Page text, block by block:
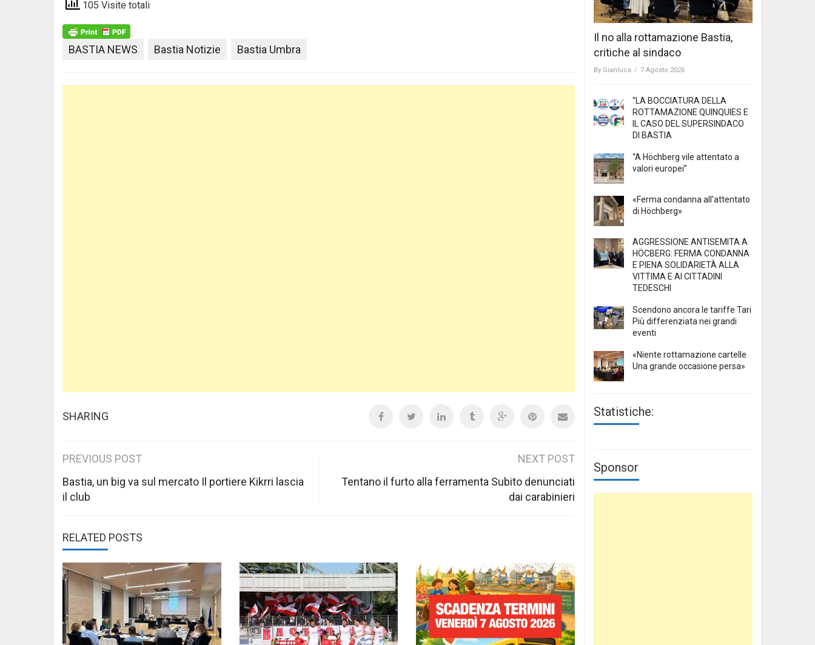
105 Visite totali
BASTIA NEWS Bastia Notizie Bastia Umbra
SHARING
Post
navigation
PREVIOUS POST
Bastia, un big va sul mercato Il portiere Kikrri lascia
il club
NEXT POST
Tentano il furto alla ferramenta Subito denunciati
dai carabinieri
RELATED POSTS
Il no alla rottamazione Bastia,
critiche al sindaco
By Gianluca / 7 Agosto 2026
“LA BOCCIATURA DELLA
ROTTAMAZIONE QUINQUIES E
IL CASO DEL SUPERSINDACO
DI BASTIA
“A Höchberg vile attentato a
valori europei”
«Ferma condanna all’attentato
di Höchberg»
AGGRESSIONE ANTISEMITA A
HÖCBERG: FERMA CONDANNA
E PIENA SOLIDARIETÀ ALLA
VITTIMA E AI CITTADINI
TEDESCHI
Scendono ancora le tariffe Tari
Più differenziata nei grandi
eventi
«Niente rottamazione cartelle
Una grande occasione persa»
Statistiche:
Sponsor